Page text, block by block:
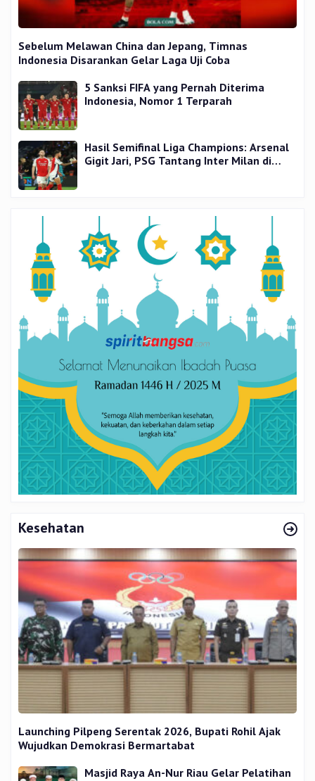
Sebelum Melawan China dan Jepang, Timnas
Indonesia Disarankan Gelar Laga Uji Coba
5 Sanksi FIFA yang Pernah Diterima
Indonesia, Nomor 1 Terparah
Hasil Semifinal Liga Champions: Arsenal
Gigit Jari, PSG Tantang Inter Milan di
Kesehatan
Launching Pilpeng Serentak 2026, Bupati Rohil Ajak
Wujudkan Demokrasi Bermartabat
Masjid Raya An-Nur Riau Gelar Pelatihan